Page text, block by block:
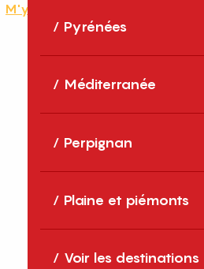
Pyrénées
Méditerranée
Perpignan
Plaine et piémonts
Voir les destinations
M'y rendre